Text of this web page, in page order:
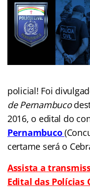
policial! Foi
de Pernambuco
2016, o edital do
Pernambuco
certame será o
Assista a
Edital das Polícias